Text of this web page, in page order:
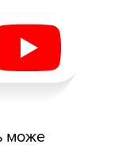
може